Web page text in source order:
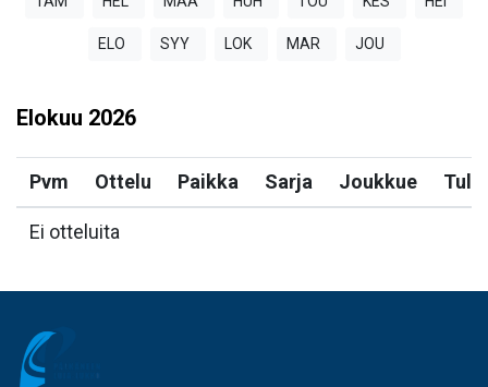
ELO SYY LOK MAR JOU
Elokuu 2026
Pvm Ottelu Paikka Sarja Joukkue
Ei otteluita